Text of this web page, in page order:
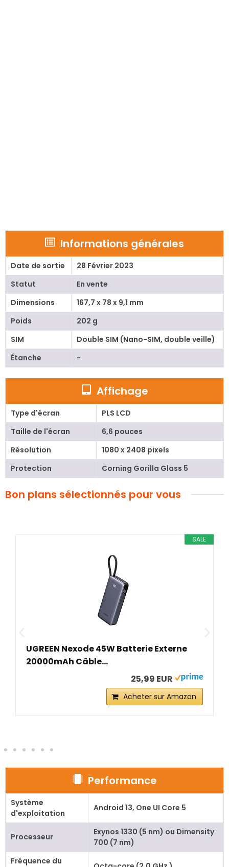
Informations générales
Date de sortie
28 Février 2023
Statut
En vente
Dimensions
167,7 x 78 x 9,1 mm
Poids
202 g
SIM
Double SIM (Nano-SIM, double veille)
Étanche
-
Affichage
Type d'écran
PLS LCD
Taille de l'écran
6,6 pouces
Résolution
1080 x 2408 pixels
Protection
Corning Gorilla Glass 5
Bon plans sélectionnés pour vous
Nexode 45W Batterie Externe
Câble...
Acheter sur Amazon
Performance
Système
d'exploitation
Android 13, One UI Core 5
Processeur
Exynos 1330 (5 nm) ou Dimensity
700 (7 nm)
Fréquence du